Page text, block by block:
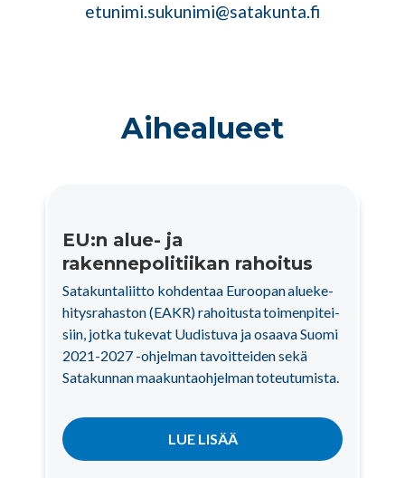
etunimi.sukunimi@satakunta.fi
Aihealueet
EU:n alue- ja
rakennepolitiikan rahoitus
Satakuntaliitto kohdentaa Eu­roo­pan alue­ke­
hi­tys­ra­has­ton (EAKR) ra­hoi­tusta toi­men­pi­tei­
siin, jot­ka tu­ke­vat Uudistuva ja osaava Suomi
2021-2027 -ohjelman tavoitteiden se­kä
Satakunnan maa­kunta­oh­jel­man to­teu­tu­mis­ta.
LUE LISÄÄ